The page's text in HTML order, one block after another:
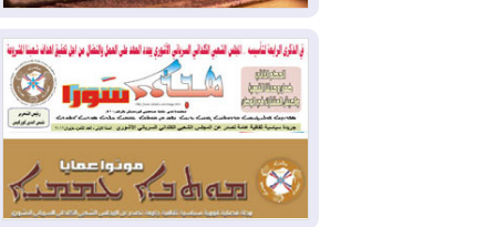
2026-08-03العراق يؤكد مجدداً التزامه
بمنع الهجمات على الدول المجاورة
2026-08-03
العجز والاقتراض يطوقان
المالية العراقية.. اقتراض يتجاوز 3 تريليونات
دينار!
2026-08-03كوبا تغرق في الظلام مجددا
وانهيار الشبكة الكهربائية